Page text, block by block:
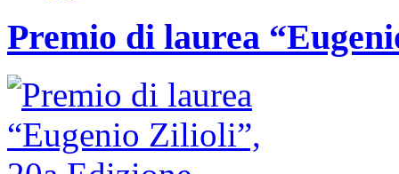
Premio di laurea